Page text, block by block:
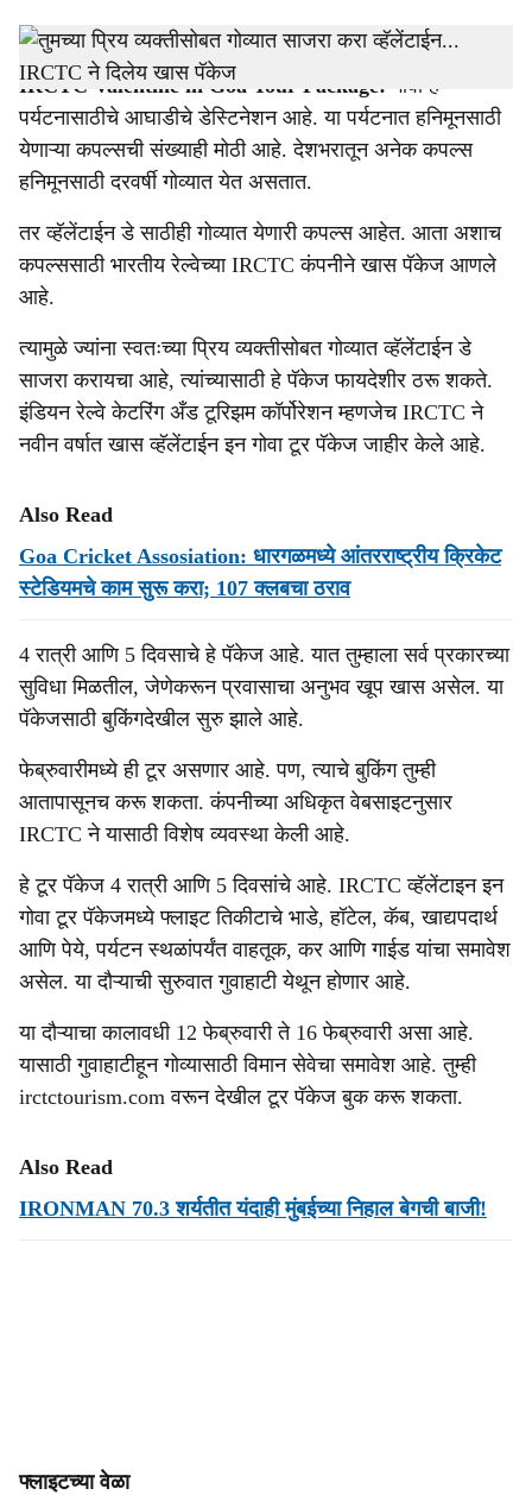
h
a
r
e
IRCTC Valentine in Goa Tour Package-Dainik Gomantak
IRCTC Valentine in Goa Tour Package: गोवा हे
पर्यटनासाठीचे आघाडीचे डेस्टिनेशन आहे. या पर्यटनात हनिमूनसाठी
येणाऱ्या कपल्सची संख्याही मोठी आहे. देशभरातून अनेक कपल्स
हनिमूनसाठी दरवर्षी गोव्यात येत असतात.
तर व्हॅलेंटाईन डे साठीही गोव्यात येणारी कपल्स आहेत. आता अशाच
कपल्ससाठी भारतीय रेल्वेच्या IRCTC कंपनीने खास पॅकेज आणले
आहे.
त्यामुळे ज्यांना स्वतःच्या प्रिय व्यक्तीसोबत गोव्यात व्हॅलेंटाईन डे
साजरा करायचा आहे, त्यांच्यासाठी हे पॅकेज फायदेशीर ठरू शकते.
इंडियन रेल्वे केटरिंग अँड टूरिझम कॉर्पोरेशन म्हणजेच IRCTC ने
नवीन वर्षात खास व्हॅलेंटाईन इन गोवा टूर पॅकेज जाहीर केले आहे.
Also Read
Goa Cricket Assosiation: धारगळमध्ये आंतरराष्ट्रीय क्रिकेट
स्टेडियमचे काम सुरू करा; 107 क्लबचा ठराव
4 रात्री आणि 5 दिवसाचे हे पॅकेज आहे. यात तुम्हाला सर्व प्रकारच्या
सुविधा मिळतील, जेणेकरून प्रवासाचा अनुभव खूप खास असेल. या
पॅकेजसाठी बुकिंगदेखील सुरु झाले आहे.
फेब्रुवारीमध्ये ही टूर असणार आहे. पण, त्याचे बुकिंग तुम्ही
आतापासूनच करू शकता. कंपनीच्या अधिकृत वेबसाइटनुसार
IRCTC ने यासाठी विशेष व्यवस्था केली आहे.
हे टूर पॅकेज 4 रात्री आणि 5 दिवसांचे आहे. IRCTC व्हॅलेंटाइन इन
गोवा टूर पॅकेजमध्ये फ्लाइट तिकीटाचे भाडे, हॉटेल, कॅब, खाद्यपदार्थ
आणि पेये, पर्यटन स्थळांपर्यंत वाहतूक, कर आणि गाईड यांचा समावेश
असेल. या दौऱ्याची सुरुवात गुवाहाटी येथून होणार आहे.
या दौऱ्याचा कालावधी 12 फेब्रुवारी ते 16 फेब्रुवारी असा आहे.
यासाठी गुवाहाटीहून गोव्यासाठी विमान सेवेचा समावेश आहे. तुम्ही
irctctourism.com वरून देखील टूर पॅकेज बुक करू शकता.
Also Read
IRONMAN 70.3 शर्यतीत यंदाही मुंबईच्या निहाल बेगची बाजी!
फ्लाइटच्या वेळा